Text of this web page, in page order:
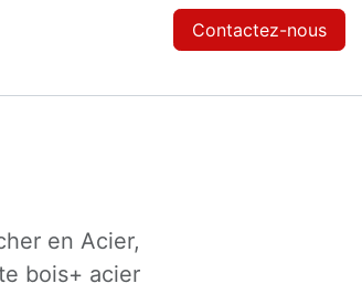
Contactez-nous
en Acier,
bois+ acier